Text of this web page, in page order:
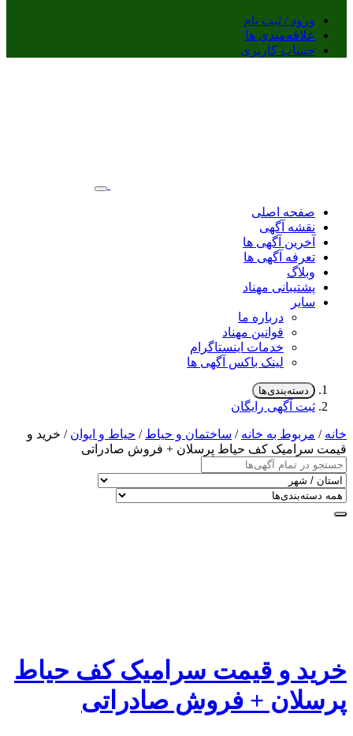
ورود / ثبت نام
علاقه‌مندی ها
حساب کاربری
صفحه اصلی
نقشه آگهی
آخرین آگهی ها
تعرفه آگهی ها
وبلاگ
پشتیبانی مهناد
سایر
درباره ما
قوانین مهناد
خدمات اینستاگرام
لینک باکس آگهی ها
دسته‌بندی‌ها
ثبت آگهی رایگان
خانه/ مربوط به خانه/ ساختمان و حیاط/ حیاط و ایوان/ خرید و
قیمت سرامیک کف حیاط پرسلان + فروش صادراتی
خرید و قیمت سرامیک کف حیاط
پرسلان + فروش صادراتی